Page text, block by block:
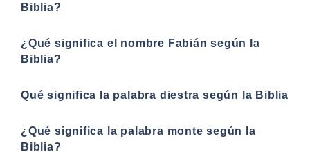
Biblia?
¿Qué significa el nombre Fabián según la
Biblia?
Qué significa la palabra diestra según la Biblia
¿Qué significa la palabra monte según la
Biblia?